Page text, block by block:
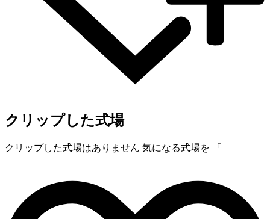
クリップした式場
クリップした式場はありません 気になる式場を 「